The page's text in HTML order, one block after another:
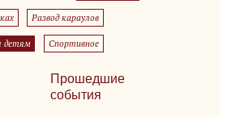
Развод караулов
детям Спортивное
Прошедшие
события